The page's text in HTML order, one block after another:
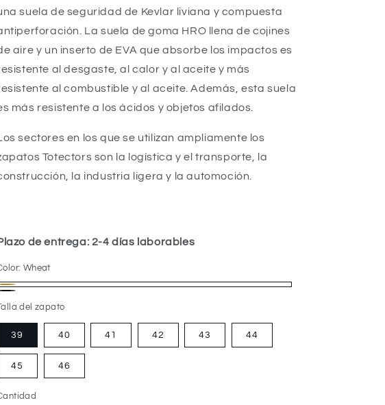
suela de seguridad de Kevlar liviana y compuesta
La suela de goma HRO llena de cojines
aire y un inserto de EVA que absorbe los impactos es
al desgaste, al calor y al aceite y más
al combustible y al aceite. Además, esta suela
más resistente a los ácidos y objetos afilados.
sectores en los que se utilizan ampliamente los
Totectors son la logística y el transporte, la
la industria ligera y la automoción.
de entrega: 2-4 días laborables
Wheat
del zapato
39 40 41 42 43 44
45 46